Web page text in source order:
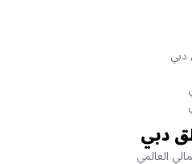
دبي
العالمي